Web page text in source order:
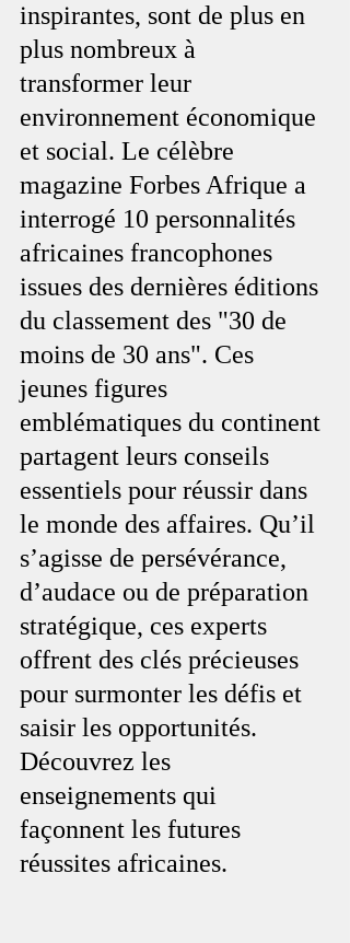
inspirantes, sont de plus en
plus nombreux à
transformer leur
environnement économique
et social. Le célèbre
magazine Forbes Afrique a
interrogé 10 personnalités
africaines francophones
issues des dernières éditions
du classement des "30 de
moins de 30 ans". Ces
jeunes figures
emblématiques du continent
partagent leurs conseils
essentiels pour réussir dans
le monde des affaires. Qu’il
s’agisse de persévérance,
d’audace ou de préparation
stratégique, ces experts
offrent des clés précieuses
pour surmonter les défis et
saisir les opportunités.
Découvrez les
enseignements qui
façonnent les futures
réussites africaines.